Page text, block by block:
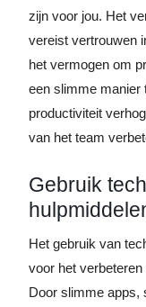
zijn voor jou. Het
vereist vertrouwen
het vermogen om
een slimme manier
productiviteit
van het team
Gebruik
Het gebruik van
voor het
Door slimme apps,